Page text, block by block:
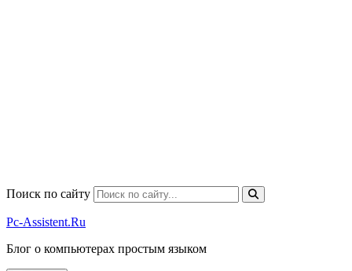
Поиск по сайту
Pc-Assistent.Ru
Блог о компьютерах простым языком